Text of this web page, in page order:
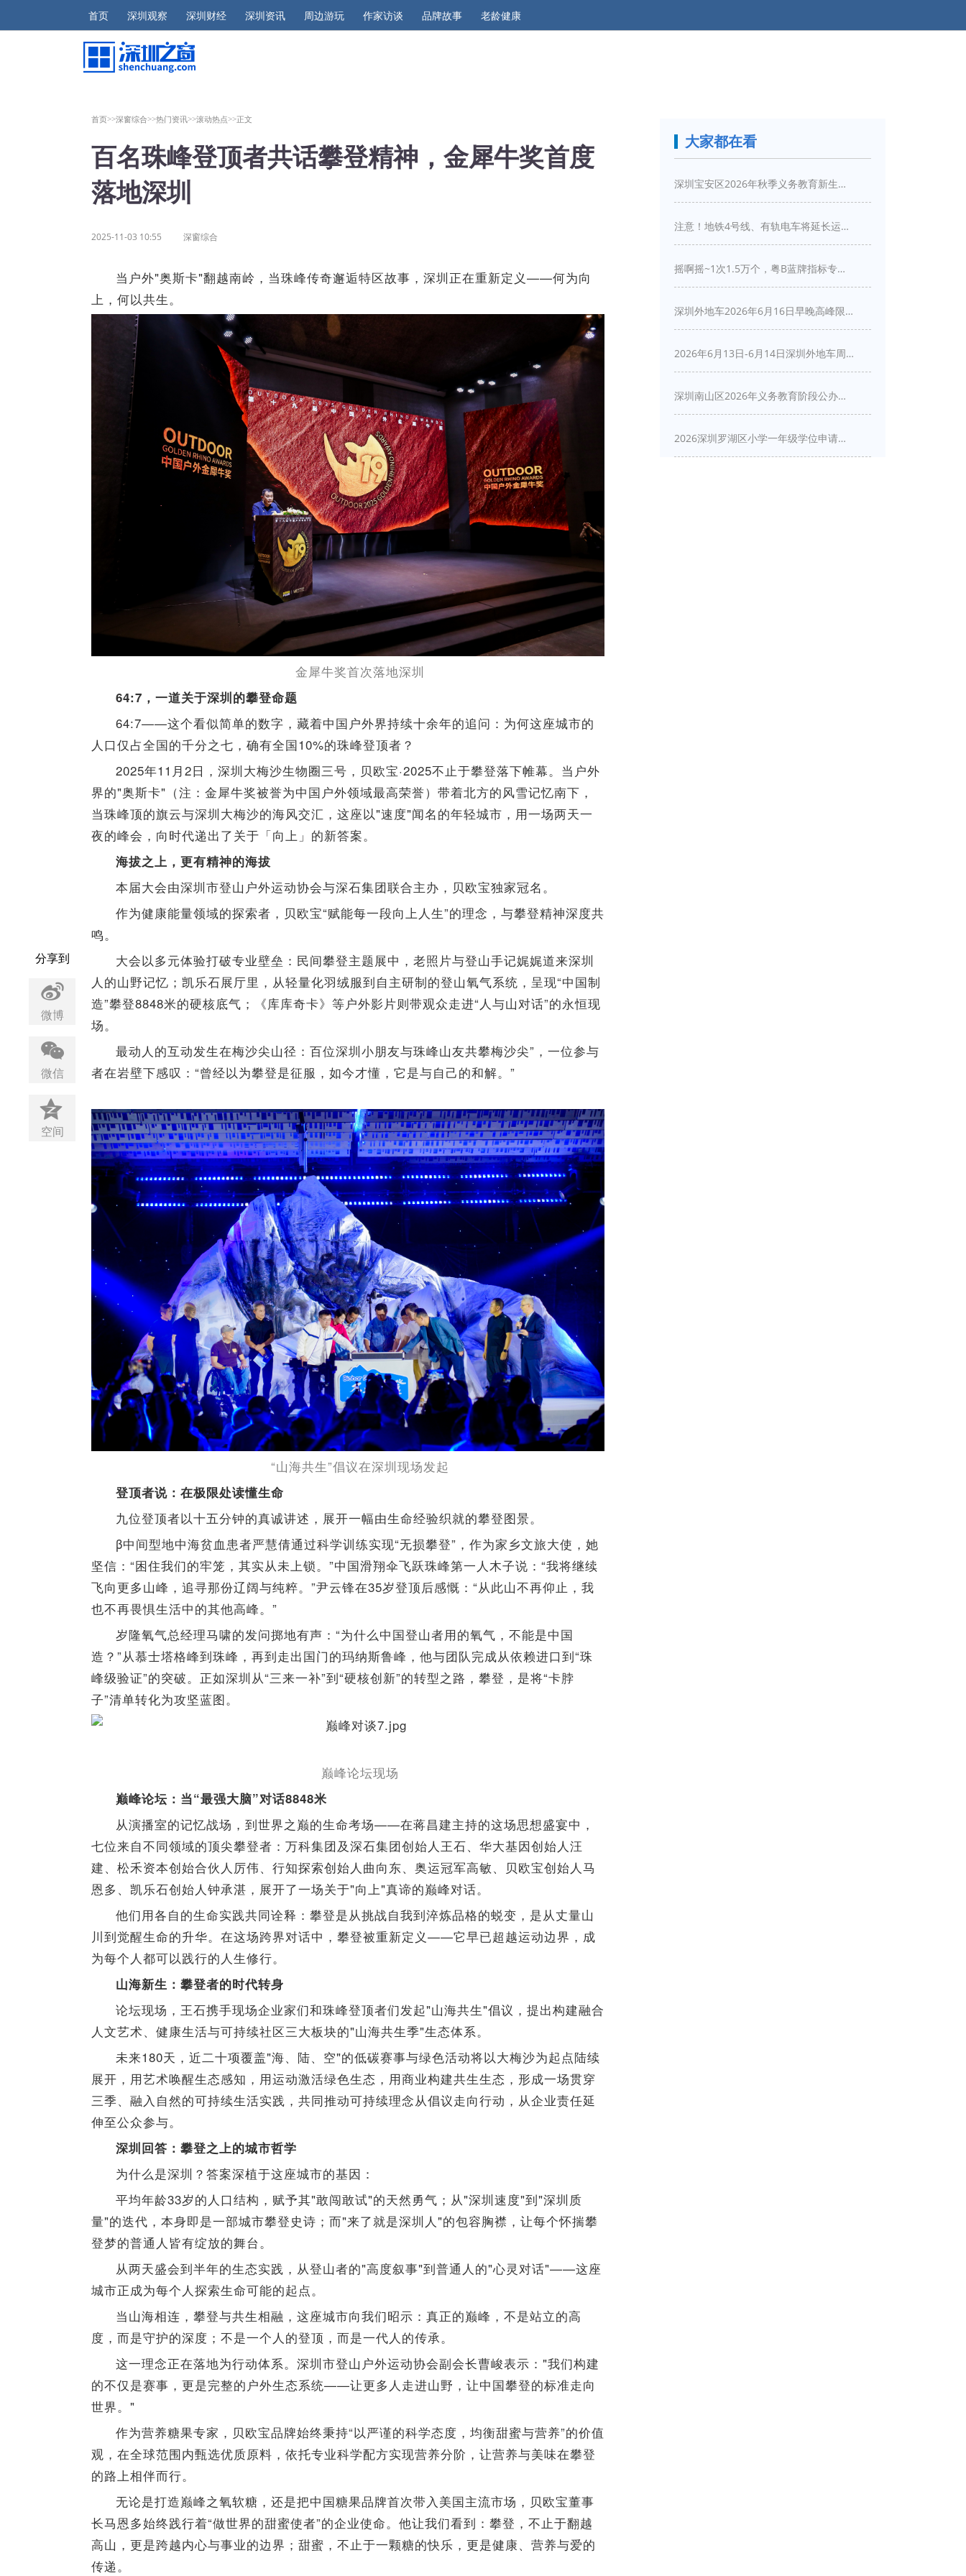
首页 深圳观察 深圳财经 深圳资讯 周边游玩 作家访谈 品牌故事 老龄健康
首页>>深窗综合>>热门资讯>>滚动热点>>正文
百名珠峰登顶者共话攀登精神，金犀牛奖首度
落地深圳
2025-11-03 10:55 深窗综合
当户外"奥斯卡"翻越南岭，当珠峰传奇邂逅特区故事，深圳正在重新定义——何为向
上，何以共生。
金犀牛奖首次落地深圳
64:7，一道关于深圳的攀登命题
64:7——这个看似简单的数字，藏着中国户外界持续十余年的追问：为何这座城市的
人口仅占全国的千分之七，确有全国10%的珠峰登顶者？
2025年11月2日，深圳大梅沙生物圈三号，贝欧宝·2025不止于攀登落下帷幕。当户外
界的"奥斯卡"（注：金犀牛奖被誉为中国户外领域最高荣誉）带着北方的风雪记忆南下，
当珠峰顶的旗云与深圳大梅沙的海风交汇，这座以"速度"闻名的年轻城市，用一场两天一
夜的峰会，向时代递出了关于「向上」的新答案。
海拔之上，更有精神的海拔
本届大会由深圳市登山户外运动协会与深石集团联合主办，贝欧宝独家冠名。
作为健康能量领域的探索者，贝欧宝“赋能每一段向上人生”的理念，与攀登精神深度共
鸣。
大会以多元体验打破专业壁垒：民间攀登主题展中，老照片与登山手记娓娓道来深圳
人的山野记忆；凯乐石展厅里，从轻量化羽绒服到自主研制的登山氧气系统，呈现“中国制
造”攀登8848米的硬核底气；《库库奇卡》等户外影片则带观众走进“人与山对话”的永恒现
场。
最动人的互动发生在梅沙尖山径：百位深圳小朋友与珠峰山友共攀梅沙尖”，一位参与
者在岩壁下感叹：“曾经以为攀登是征服，如今才懂，它是与自己的和解。”
“山海共生”倡议在深圳现场发起
登顶者说：在极限处读懂生命
九位登顶者以十五分钟的真诚讲述，展开一幅由生命经验织就的攀登图景。
β中间型地中海贫血患者严慧倩通过科学训练实现“无损攀登”，作为家乡文旅大使，她
坚信：“困住我们的牢笼，其实从未上锁。”中国滑翔伞飞跃珠峰第一人木子说：“我将继续
飞向更多山峰，追寻那份辽阔与纯粹。”尹云锋在35岁登顶后感慨：“从此山不再仰止，我
也不再畏惧生活中的其他高峰。”
岁隆氧气总经理马啸的发问掷地有声：“为什么中国登山者用的氧气，不能是中国
造？”从慕士塔格峰到珠峰，再到走出国门的玛纳斯鲁峰，他与团队完成从依赖进口到“珠
峰级验证”的突破。正如深圳从“三来一补”到“硬核创新”的转型之路，攀登，是将“卡脖
子”清单转化为攻坚蓝图。
巅峰论坛现场
巅峰论坛：当“最强大脑”对话8848米
从演播室的记忆战场，到世界之巅的生命考场——在蒋昌建主持的这场思想盛宴中，
七位来自不同领域的顶尖攀登者：万科集团及深石集团创始人王石、华大基因创始人汪
建、松禾资本创始合伙人厉伟、行知探索创始人曲向东、奥运冠军高敏、贝欧宝创始人马
恩多、凯乐石创始人钟承湛，展开了一场关于"向上"真谛的巅峰对话。
他们用各自的生命实践共同诠释：攀登是从挑战自我到淬炼品格的蜕变，是从丈量山
川到觉醒生命的升华。在这场跨界对话中，攀登被重新定义——它早已超越运动边界，成
为每个人都可以践行的人生修行。
山海新生：攀登者的时代转身
论坛现场，王石携手现场企业家们和珠峰登顶者们发起"山海共生"倡议，提出构建融合
人文艺术、健康生活与可持续社区三大板块的"山海共生季"生态体系。
未来180天，近二十项覆盖"海、陆、空"的低碳赛事与绿色活动将以大梅沙为起点陆续
展开，用艺术唤醒生态感知，用运动激活绿色生态，用商业构建共生生态，形成一场贯穿
三季、融入自然的可持续生活实践，共同推动可持续理念从倡议走向行动，从企业责任延
伸至公众参与。
深圳回答：攀登之上的城市哲学
为什么是深圳？答案深植于这座城市的基因：
平均年龄33岁的人口结构，赋予其"敢闯敢试"的天然勇气；从"深圳速度"到"深圳质
量"的迭代，本身即是一部城市攀登史诗；而"来了就是深圳人"的包容胸襟，让每个怀揣攀
登梦的普通人皆有绽放的舞台。
从两天盛会到半年的生态实践，从登山者的"高度叙事"到普通人的"心灵对话"——这座
城市正成为每个人探索生命可能的起点。
当山海相连，攀登与共生相融，这座城市向我们昭示：真正的巅峰，不是站立的高
度，而是守护的深度；不是一个人的登顶，而是一代人的传承。
这一理念正在落地为行动体系。深圳市登山户外运动协会副会长曹峻表示："我们构建
的不仅是赛事，更是完整的户外生态系统——让更多人走进山野，让中国攀登的标准走向
世界。"
作为营养糖果专家，贝欧宝品牌始终秉持“以严谨的科学态度，均衡甜蜜与营养”的价值
观，在全球范围内甄选优质原料，依托专业科学配方实现营养分阶，让营养与美味在攀登
的路上相伴而行。
无论是打造巅峰之氧软糖，还是把中国糖果品牌首次带入美国主流市场，贝欧宝董事
长马恩多始终践行着“做世界的甜蜜使者”的企业使命。他让我们看到：攀登，不止于翻越
高山，更是跨越内心与事业的边界；甜蜜，不止于一颗糖的快乐，更是健康、营养与爱的
传递。
分享到
微博
微信
空间
大家都在看
深圳宝安区2026年秋季义务教育新生入学指引
注意！地铁4号线、有轨电车将延长运营服务！
摇啊摇~1次1.5万个，粤B蓝牌指标专项摇号又来啦！
深圳外地车2026年6月16日早晚高峰限行详情
2026年6月13日-6月14日深圳外地车周末限行吗
深圳南山区2026年义务教育阶段公办学校新生入学申请指南
2026深圳罗湖区小学一年级学位申请指南